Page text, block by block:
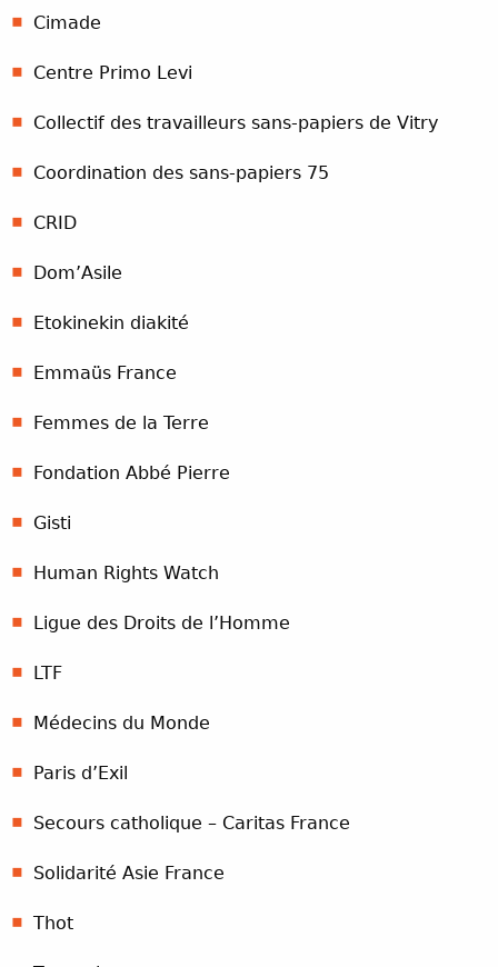
Cimade
Centre Primo Levi
Collectif des travailleurs sans-papiers de Vitry
Coordination des sans-papiers 75
CRID
Dom’Asile
Etokinekin diakité
Emmaüs France
Femmes de la Terre
Fondation Abbé Pierre
Gisti
Human Rights Watch
Ligue des Droits de l’Homme
LTF
Médecins du Monde
Paris d’Exil
Secours catholique – Caritas France
Solidarité Asie France
Thot